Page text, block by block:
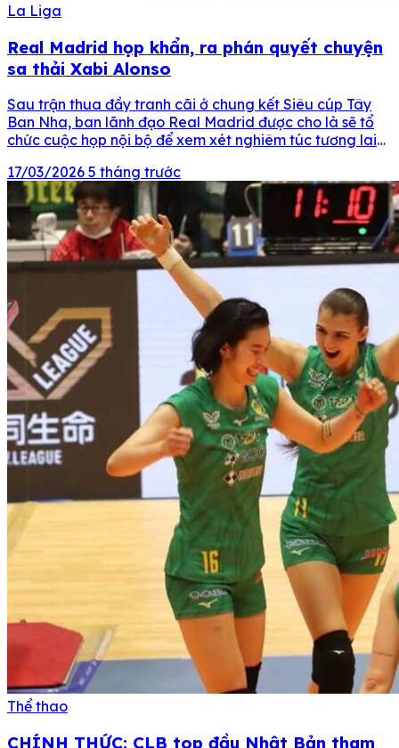
La Liga
Real Madrid họp khẩn, ra phán quyết chuyện
sa thải Xabi Alonso
Sau trận thua đầy tranh cãi ở chung kết Siêu cúp Tây
Ban Nha, ban lãnh đạo Real Madrid được cho là sẽ tổ
chức cuộc họp nội bộ để xem xét nghiêm túc tương lai
Madrid Zone, ban lãnh đạo Real Madrid đang vô […]
17/03/2026 5 tháng trước
Thể thao
CHÍNH THỨC: CLB top đầu Nhật Bản tham